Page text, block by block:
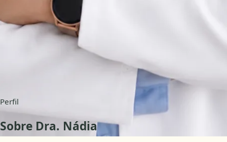
Portuguese
Disponibilidade
Perfil
Sobre Dra. Nádia